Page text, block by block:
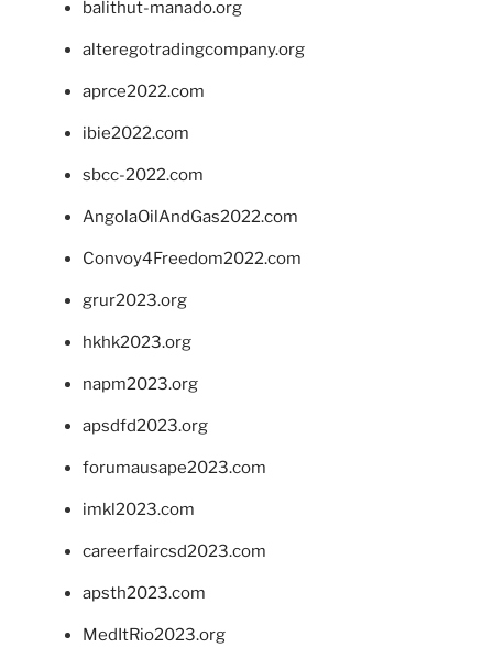
balithut-manado.org
alteregotradingcompany.org
aprce2022.com
ibie2022.com
sbcc-2022.com
AngolaOilAndGas2022.com
Convoy4Freedom2022.com
grur2023.org
hkhk2023.org
napm2023.org
apsdfd2023.org
forumausape2023.com
imkl2023.com
careerfaircsd2023.com
apsth2023.com
MedItRio2023.org